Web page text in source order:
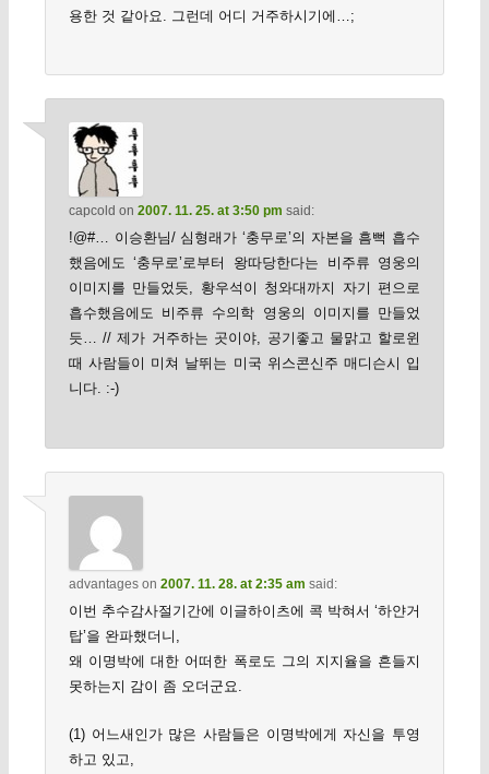
용한 것 같아요. 그런데 어디 거주하시기에…;
capcold on 2007. 11. 25. at 3:50 pm said:
!@#… 이승환님/ 심형래가 ‘충무로’의 자본을 흠뻑 흡수
했음에도 ‘충무로’로부터 왕따당한다는 비주류 영웅의
이미지를 만들었듯, 황우석이 청와대까지 자기 편으로
흡수했음에도 비주류 수의학 영웅의 이미지를 만들었
듯… // 제가 거주하는 곳이야, 공기좋고 물맑고 할로윈
때 사람들이 미쳐 날뛰는 미국 위스콘신주 매디슨시 입
니다. :-)
advantageson 2007. 11. 28. at 2:35 am said:
이번 추수감사절기간에 이글하이츠에 콕 박혀서 ‘하얀거
탑’을 완파했더니,
왜 이명박에 대한 어떠한 폭로도 그의 지지율을 흔들지
못하는지 감이 좀 오더군요.
(1) 어느새인가 많은 사람들은 이명박에게 자신을 투영
하고 있고,